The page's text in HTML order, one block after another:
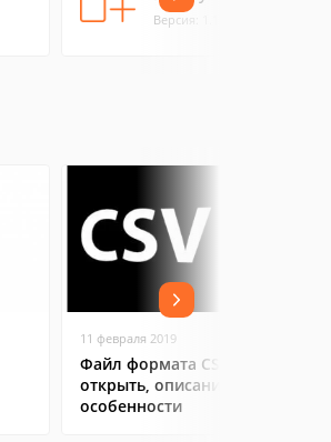
Версия: 1.1.0.0
11 февраля 2019
Файл формата CSV: чем
открыть, описание,
особенности